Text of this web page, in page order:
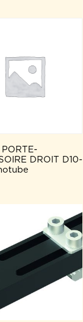
PORTE-
DROIT D10-